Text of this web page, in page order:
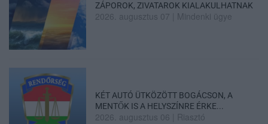
ZÁPOROK, ZIVATAROK KIALAKULHATNAK
2026. augusztus 07 Mindenki ügye
KÉT AUTÓ ÜTKÖZÖTT BOGÁCSON, A
MENTŐK IS A HELYSZÍNRE ÉRKE...
2026. augusztus 06 Riasztó